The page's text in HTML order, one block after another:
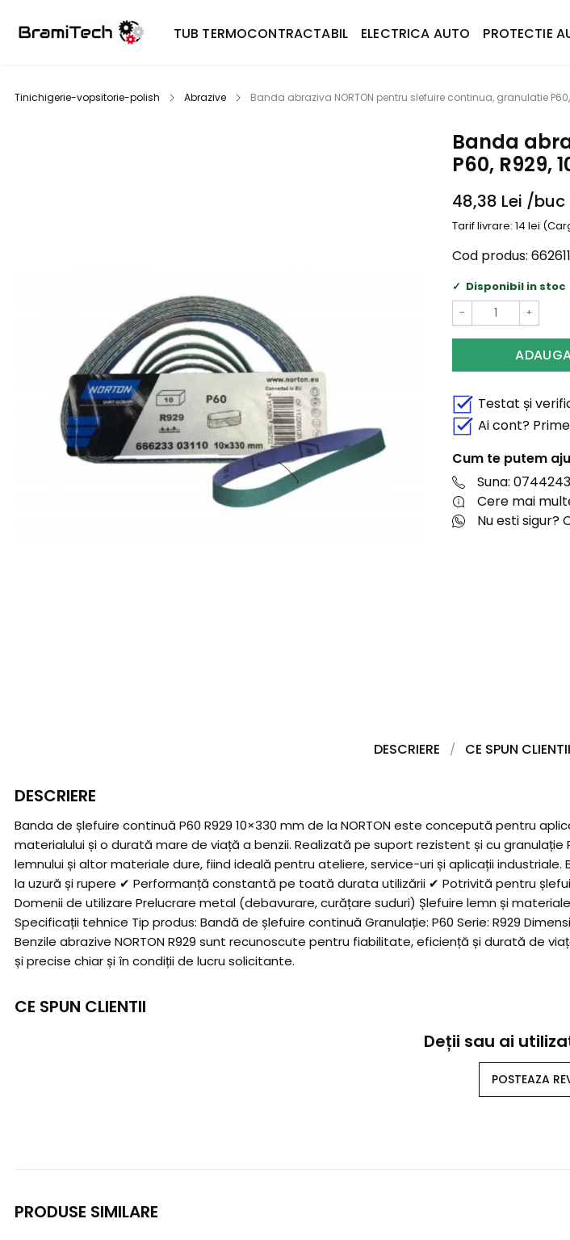
TUB TERMOCONTRACTABIL ELECTRICA AUTO PROTECTIE
Tinichigerie-vopsitorie-polish Abrazive Banda abraziva NORTON pentru slefuire continua, granulatie
Banda
P60, R929,
48,38 Lei /buc
Tarif livrare: 14 lei
Cod produs:
Disponibil in stoc
− +
Testat și
Ai cont?
Cum te putem
Suna:
Cere mai
Nu esti sigur?
DESCRIERE CE SPUN CLIENTII
DESCRIERE
Banda de șlefuire continuă P60 R929 10×330 mm de la NORTON este concepută pentru
materialului și o durată mare de viață a benzii. Realizată pe suport rezistent și cu
lemnului și altor materiale dure, fiind ideală pentru ateliere, service-uri și aplicații
la uzură și rupere ✔ Performanță constantă pe toată durata utilizării ✔ Potrivită pentru
Domenii de utilizare Prelucrare metal (debavurare, curățare suduri) Șlefuire lemn și
Specificații tehnice Tip produs: Bandă de șlefuire continuă Granulație: P60 Serie: R929
Benzile abrazive NORTON R929 sunt recunoscute pentru fiabilitate, eficiență și durată de
și precise chiar și în condiții de lucru solicitante.
CE SPUN CLIENTII
Deții sau ai
POSTEAZA
PRODUSE SIMILARE